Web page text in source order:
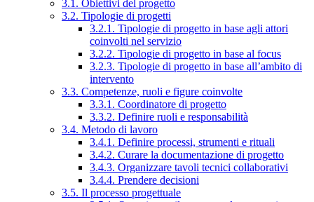
3.1. Obiettivi del progetto
3.2. Tipologie di progetti
3.2.1. Tipologie di progetto in base agli attori
coinvolti nel servizio
3.2.2. Tipologie di progetto in base al focus
3.2.3. Tipologie di progetto in base all’ambito di
intervento
3.3. Competenze, ruoli e figure coinvolte
3.3.1. Coordinatore di progetto
3.3.2. Definire ruoli e responsabilità
3.4. Metodo di lavoro
3.4.1. Definire processi, strumenti e rituali
3.4.2. Curare la documentazione di progetto
3.4.3. Organizzare tavoli tecnici collaborativi
3.4.4. Prendere decisioni
3.5. Il processo progettuale